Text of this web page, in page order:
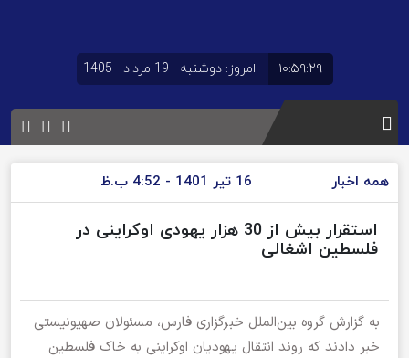
۱۰:۵۹:۲۹ امروز: دوشنبه - 19 مرداد - 1405
همه اخبار 16 تیر 1401 - 4:52 ب.ظ
استقرار بیش از 30 هزار یهودی اوکراینی در
فلسطین اشغالی
به گزارش گروه بین‌الملل خبرگزاری فارس، مسئولان صهیونیستی
خبر دادند که روند انتقال یهودیان اوکراینی به خاک فلسطین